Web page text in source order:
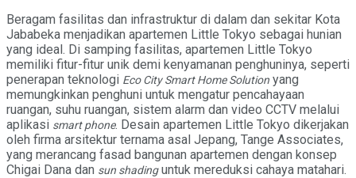
Beragam fasilitas dan infrastruktur di dalam dan sekitar Kota
Jababeka menjadikan apartemen Little Tokyo sebagai hunian
yang ideal. Di samping fasilitas, apartemen Little Tokyo
memiliki fitur-fitur unik demi kenyamanan penghuninya, seperti
penerapan teknologi Eco City Smart Home Solution yang
memungkinkan penghuni untuk mengatur pencahayaan
ruangan, suhu ruangan, sistem alarm dan video CCTV melalui
aplikasi smart phone. Desain apartemen Little Tokyo dikerjakan
oleh firma arsitektur ternama asal Jepang, Tange Associates,
yang merancang fasad bangunan apartemen dengan konsep
Chigai Dana dan sun shadinguntuk mereduksi cahaya matahari.